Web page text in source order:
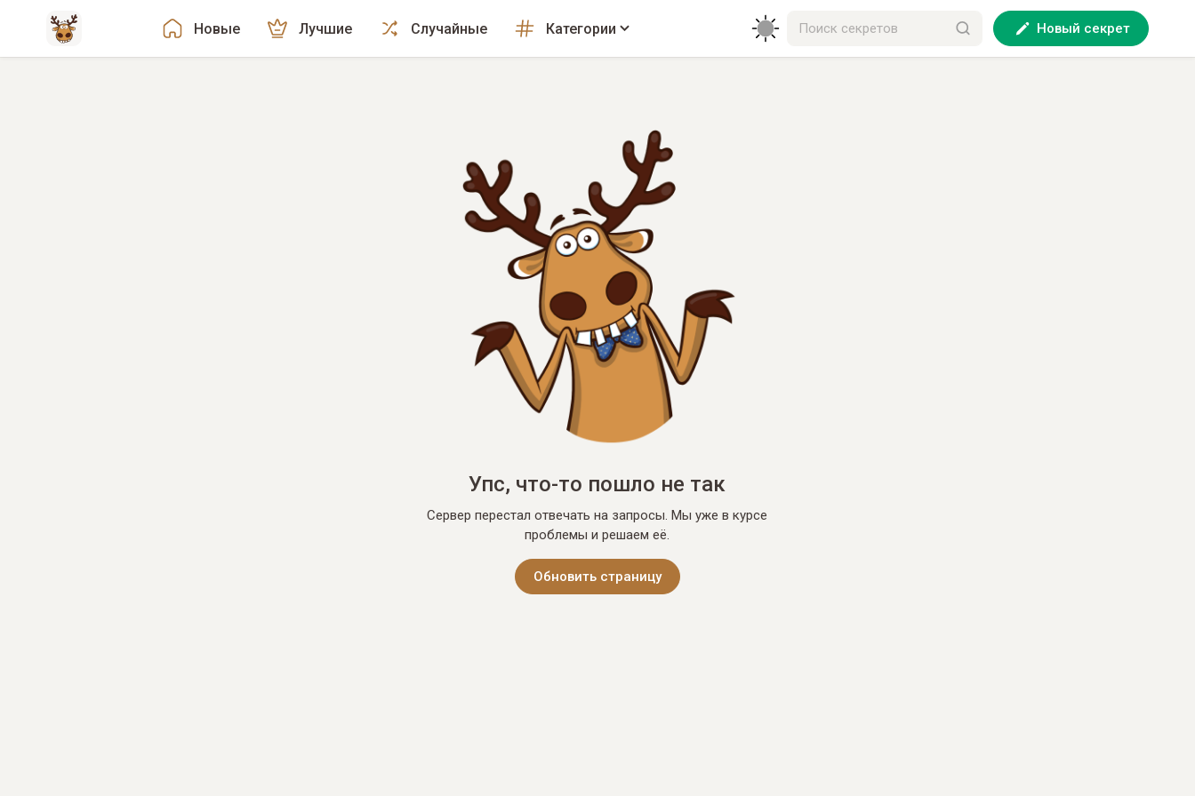
Новые Лучшие Случайные Категории Новый секрет
Упс, что-то пошло не так
Сервер перестал отвечать на запросы. Мы уже в курсе
проблемы и решаем её.
Обновить страницу